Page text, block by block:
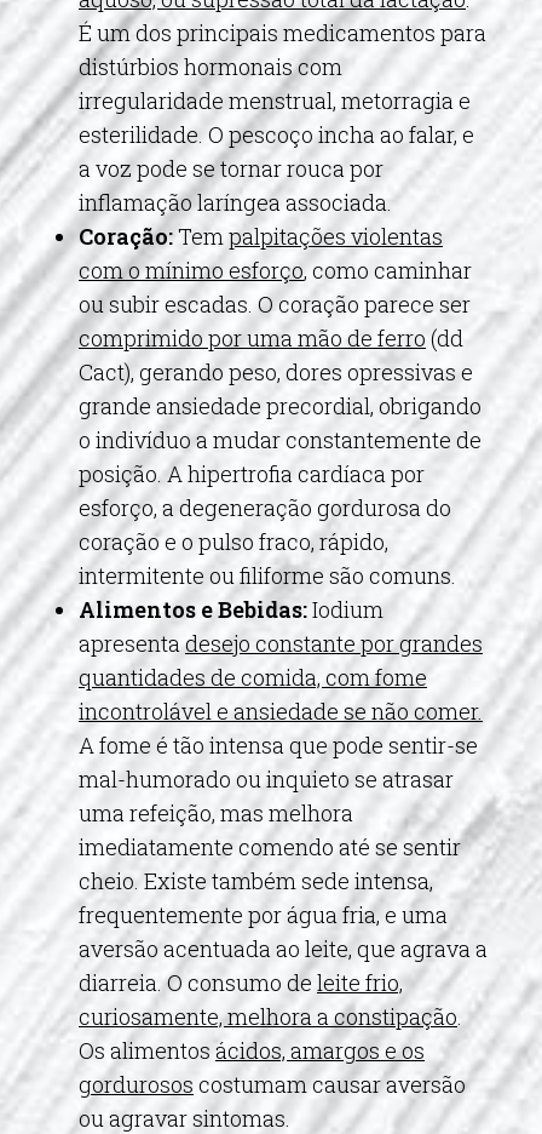
É um dos principais medicamentos para
distúrbios hormonais com
irregularidade menstrual, metorragia e
esterilidade. O pescoço incha ao falar, e
a voz pode se tornar rouca por
inflamação laríngea associada.
Coração:Tempalpitações violentas
com o mínimo esforço, como caminhar
ou subir escadas. O coração parece ser
comprimido por uma mão de ferro (dd
Cact), gerando peso, dores opressivas e
grande ansiedade precordial, obrigando
o indivíduo a mudar constantemente de
posição. A hipertrofia cardíaca por
esforço, a degeneração gordurosa do
coração e o pulso fraco, rápido,
intermitente ou filiforme são comuns.
Alimentos e Bebidas:Iodium
apresentadesejo constante por grandes
quantidades de comida, com fome
incontrolável e ansiedade se não comer.
A fome é tão intensa que pode sentir-se
mal-humorado ou inquieto se atrasar
uma refeição, mas melhora
imediatamente comendo até se sentir
cheio. Existe também sede intensa,
frequentemente por água fria, e uma
aversão acentuada ao leite, que agrava a
diarreia. O consumo de leite frio,
curiosamente, melhora a constipação.
Os alimentosácidos, amargos e os
gordurosos costumam causar aversão
ou agravar sintomas.